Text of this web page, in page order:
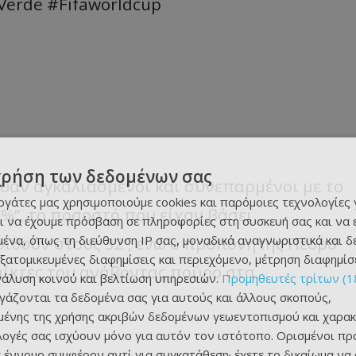
αγκαλιασμένοι και συνεπαρμένοι με το
το ποσοστό που είχαν βάσει
στους 32′, ενώ ο προπονητής Πέδρο
του ανάβοντας πούρο στα
των δεδομένων σας
μας χρησιμοποιούμε cookies και παρόμοιες τεχνολογίες
να έχουμε πρόσβαση σε πληροφορίες στη συσκευή σας και να
όπως τη διεύθυνση IP σας, μοναδικά αναγνωριστικά και
διαφημίσεις και περιεχόμενο, μέτρηση
κοινού και βελτίωση υπηρεσιών.Προμηθευτές τρίτων
τα δεδομένα σας για αυτούς και άλλους σκοπούς,
της χρήσης ακριβών δεδομένων γεωεντοπισμού και
σας ισχύουν μόνο για αυτόν τον ιστότοπο. Ορισμένοι